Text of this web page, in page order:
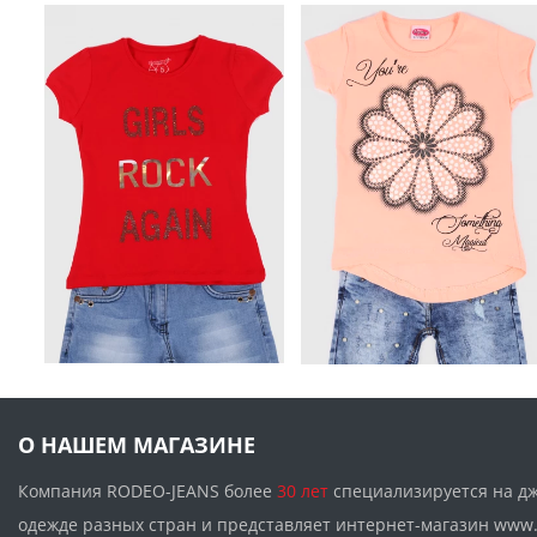
О НАШЕМ МАГАЗИНЕ
Компания RODEO-JEANS более 30 лет специализируется на
одежде разных стран и представляет интернет-магазин